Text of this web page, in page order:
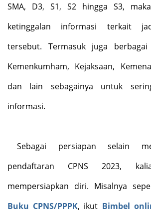
SMA, D3, S1, S2 hingga S3,
ketinggalan informasi terkait
tersebut. Termasuk juga
Kemenkumham, Kejaksaan,
dan lain sebagainya untuk
informasi.
Sebagai persiapan selain
pendaftaran CPNS 2023,
mempersiapkan diri. Misalnya
Buku CPNS/PPPK, ikut Bimbel